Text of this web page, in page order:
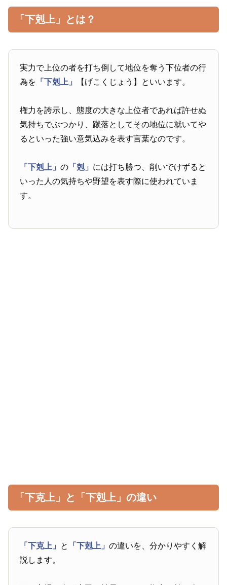
「下剋上」とは？
実力で上位の者を打ち倒して地位を奪う下位者の行
為を 「下剋上」 【げこくじょう】といいます。
権力を誇示し、態度の大きな上位者であれば許せぬ
気持ちでぶつかり、蹴落としてその地位に就いてや
るといった強い意気込みを表す言葉なのです。
「下剋上」の 「剋」 には打ち勝つ、削いでけずると
いった人の気持ちや野望を表す際に使われていま
す。
「下克上」と「下剋上」の違い
「下克上」 と 「下剋上」の違いを、分かりやすく解
説します。